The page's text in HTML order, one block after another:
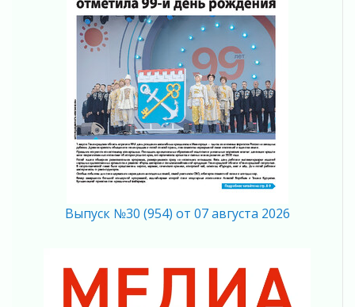
мобильного трафика
04 августа 2026
Полумрак бьёт по карману
Вниманию автомобилистов!
04 августа 2026
Память, сталь и музыка
04 августа 2026
Регион готовится к выборам
04 августа 2026
Никакого принуждения, только письменное
согласие
04 августа 2026
Важная информация
Выпуск №30 (954) от 07 августа 2026